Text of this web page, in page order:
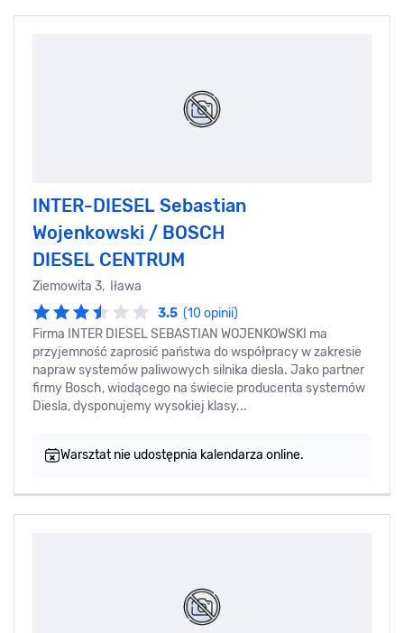
INTER-DIESEL Sebastian
Wojenkowski / BOSCH
DIESEL CENTRUM
Ziemowita 3, Iława
3.5 (10 opinii)
Firma INTER DIESEL SEBASTIAN WOJENKOWSKI ma
przyjemność zaprosić państwa do współpracy w zakresie
napraw systemów paliwowych silnika diesla. Jako partner
firmy Bosch, wiodącego na świecie producenta systemów
Diesla, dysponujemy wysokiej klasy...
Warsztat nie udostępnia kalendarza online.